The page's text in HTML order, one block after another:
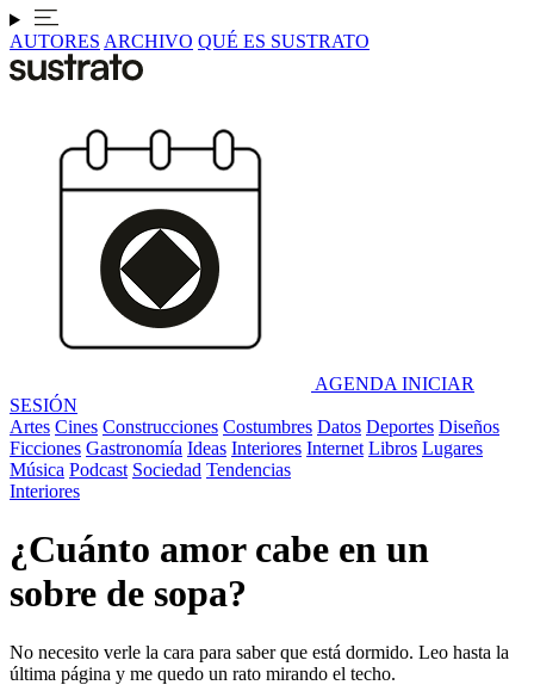
AUTORES ARCHIVO QUÉ ES SUSTRATO
AGENDA INICIAR
SESIÓN
Artes Cines Construcciones Costumbres Datos Deportes Diseños
Ficciones Gastronomía Ideas Interiores Internet Libros Lugares
Música Podcast Sociedad Tendencias
Interiores
¿Cuánto amor cabe en un
sobre de sopa?
No necesito verle la cara para saber que está dormido. Leo hasta la
última página y me quedo un rato mirando el techo.